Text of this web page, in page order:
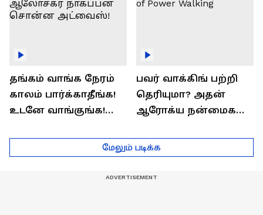
தங்கம் வாங்க நேரம்
காலம் பார்க்காதீங்க!
உடனே வாங்குங்க!
ஆலோசகர் நாகப்பன்
சொன்ன அட்வைஸ்!
பவர் வாக்கிங் பற்றி
தெரியுமா? அதன்
ஆரோக்ய நன்மைகள்
of Power Walking
மேலும் படிக்க